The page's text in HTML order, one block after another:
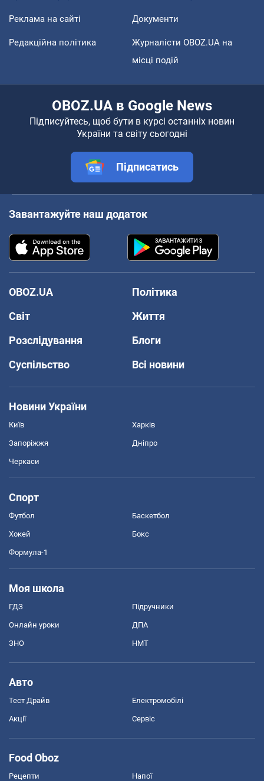
Реклама на сайті Документи
Редакційна політика
Журналісти OBOZ.UA на
місці подій
OBOZ.UA в Google News
Підписуйтесь, щоб бути в курсі останніх новин
України та світу сьогодні
Підписатись
Завантажуйте наш додаток
OBOZ.UA
Політика
Світ
Життя
Розслідування
Блоги
Суспільство
Всі новини
Новини України
Київ Харків
Запоріжжя Дніпро
Черкаси
Спорт
Футбол Баскетбол
Хокей Бокс
Формула-1
Моя школа
ГДЗ Підручники
Онлайн уроки ДПА
ЗНО НМТ
Авто
Тест Драйв Електромобілі
Акції Сервіс
Food Oboz
Рецепти Напої